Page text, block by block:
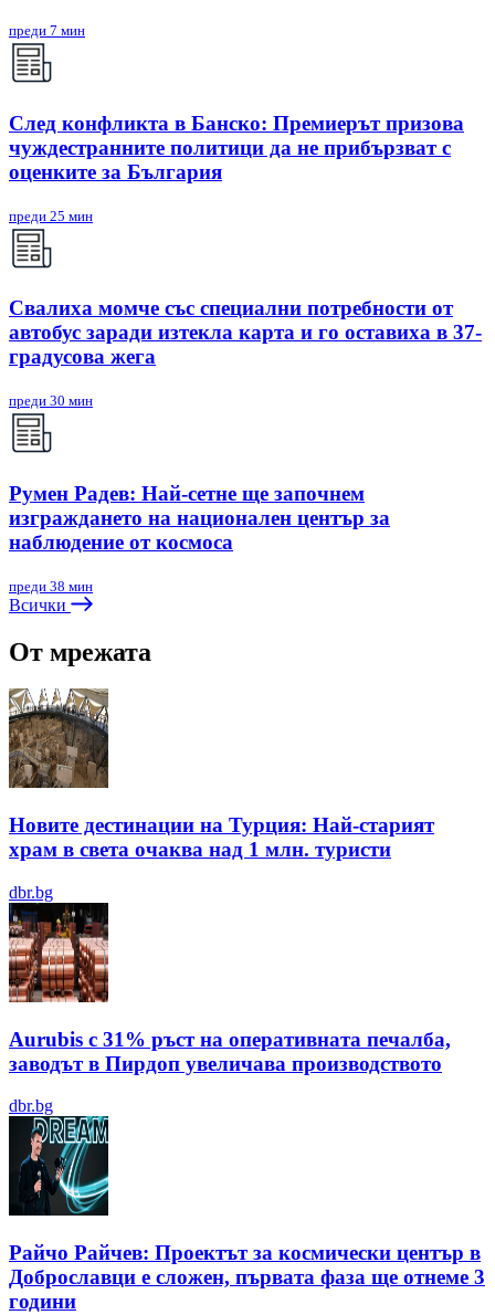
преди 7 мин
След конфликта в Банско: Премиерът призова
чуждестранните политици да не прибързват с
оценките за България
преди 25 мин
Свалиха момче със специални потребности от
автобус заради изтекла карта и го оставиха в 37-
градусова жега
преди 30 мин
Румен Радев: Най-сетне ще започнем
изграждането на национален център за
наблюдение от космоса
преди 38 мин
Всички
От мрежата
Новите дестинации на Турция: Най-старият
храм в света очаква над 1 млн. туристи
dbr.bg
Aurubis с 31% ръст на оперативната печалба,
заводът в Пирдоп увеличава производството
dbr.bg
Райчо Райчев: Проектът за космически център в
Доброславци е сложен, първата фаза ще отнеме 3
години